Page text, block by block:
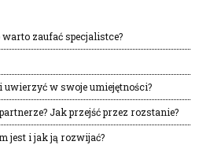
zaufać specjalistce?
w swoje umiejętności?
Jak przejść przez rozstanie?
jest i jak ją rozwijać?